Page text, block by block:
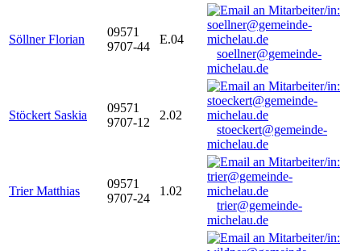
Söllner Florian
09571
9707-44
E.04
soellner@gemeinde-
michelau.de
Stöckert Saskia
09571
9707-12
2.02
stoeckert@gemeinde-
michelau.de
Trier Matthias
09571
9707-24
1.02
trier@gemeinde-
michelau.de